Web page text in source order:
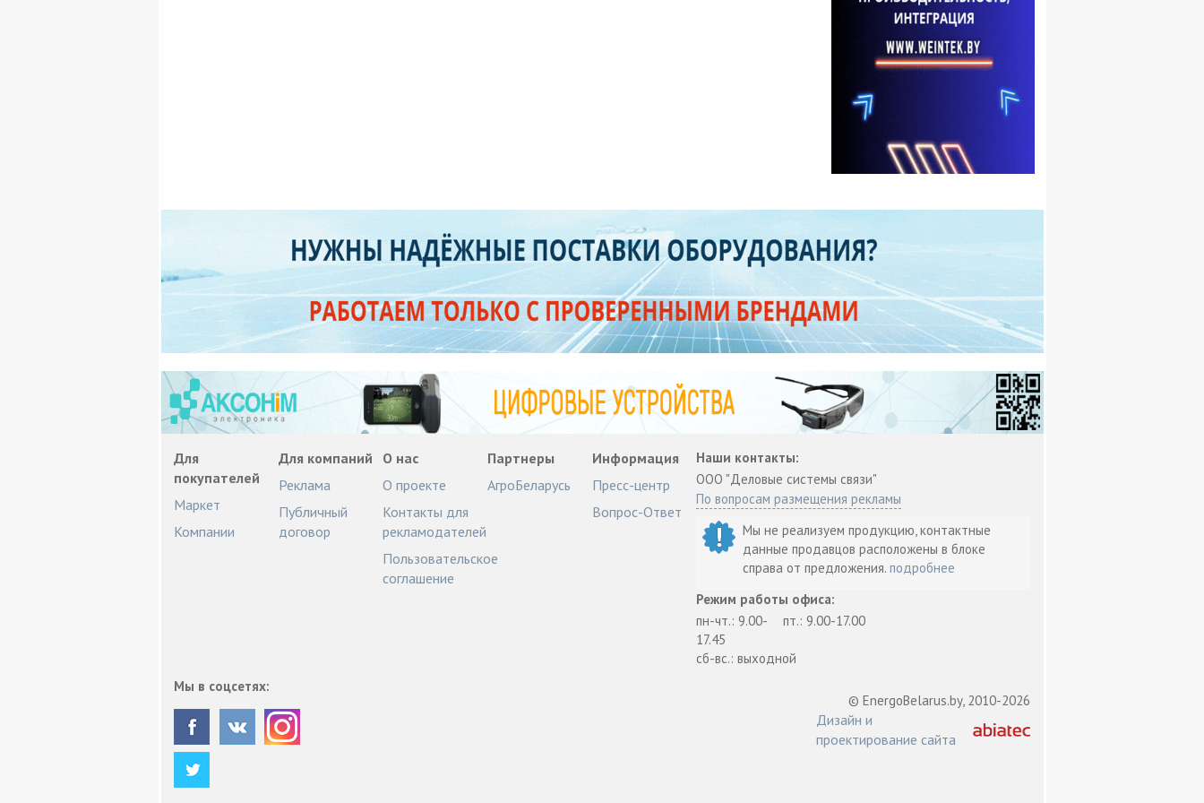
Для
покупателей
Маркет
Компании
Для компаний
Реклама
Публичный
договор
О нас
О проекте
Контакты для
рекламодателей
Пользовательское
соглашение
Партнеры
АгроБеларусь
Информация
Пресс-центр
Вопрос-Ответ
Наши контакты:
ООО "Деловые системы связи"
По вопросам размещения рекламы
Мы не реализуем продукцию, контактные
данные продавцов расположены в блоке
справа от предложения.подробнее
Режим работы офиса:
пн-чт.: 9.00-
17.45
пт.: 9.00-17.00
сб-вс.: выходной
Мы в соцсетях:
© EnergoBelarus.by, 2010-2026
Дизайн и
проектирование сайта